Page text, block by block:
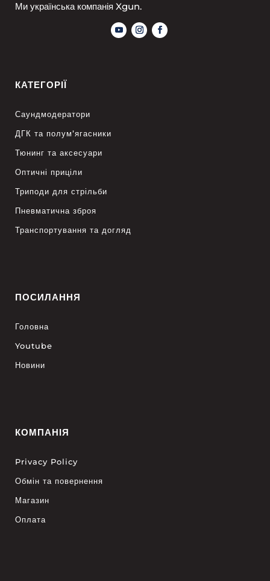
Ми українська компанія Xgun.
КАТЕГОРІЇ
Саундмодератори
ДГК та полум’ягасники
Тюнинг та аксесуари
Оптичні приціли
Триподи для стрільби
Пневматична зброя
Транспортування та догляд
ПОСИЛАННЯ
Головна
Youtube
Новини
КОМПАНІЯ
Privacy Policy
Обмін та повернення
Магазин
Оплата